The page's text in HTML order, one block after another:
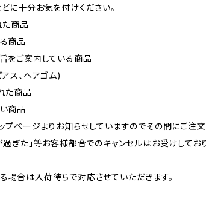
に十分お気を付けください。
た商品
商品
をご案内している商品
ス、ヘアゴム)
た商品
商品
プページよりお知らせしていますのでその間にご注
過ぎた」等お客様都合でのキャンセルはお受けしてお
合は入荷待ちで対応させていただきます。